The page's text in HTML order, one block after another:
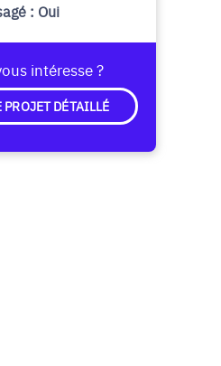
: Oui
intéresse ?
PROJET DÉTAILLÉ